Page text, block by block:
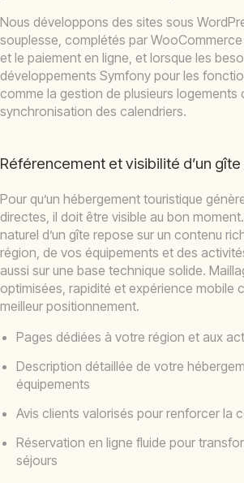
Nous développons des sites sous
souplesse, complétés par
et le paiement en ligne, et lorsque les
développements Symfony pour les
comme la gestion de plusieurs logements
synchronisation des calendriers.
Référencement et visibilité d’un
Pour qu’un hébergement touristique
directes, il doit être visible au bon
naturel d’un gîte repose sur un contenu
région, de vos équipements et des
aussi sur une base technique solide.
optimisées, rapidité et expérience mobile
meilleur positionnement.
Pages dédiées à votre région et aux
Description détaillée de votre
équipements
Avis clients valorisés pour renforcer la
Réservation en ligne fluide pour
séjours